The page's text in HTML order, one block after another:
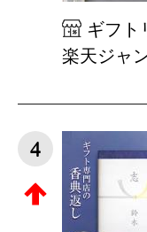
ギフト
楽天ジャ
4